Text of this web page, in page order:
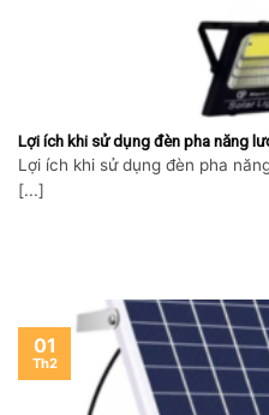
Lợi ích khi sử dụng đèn pha năng
Lợi ích khi sử dụng đèn pha
[...]
01
Th2